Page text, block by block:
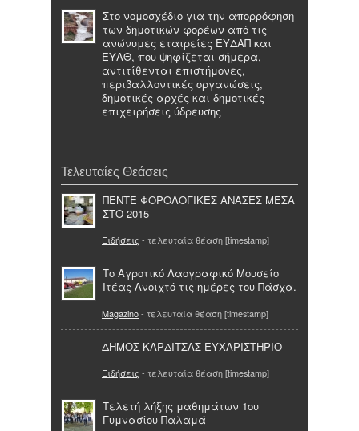
Στο νομοσχέδιο για την απορρόφηση
των δημοτικών φορέων από τις
ανώνυμες εταιρείες ΕΥΔΑΠ και
ΕΥΑΘ, που ψηφίζεται σήμερα,
αντιτίθενται επιστήμονες,
περιβαλλοντικές οργανώσεις,
δημοτικές αρχές και δημοτικές
επιχειρήσεις ύδρευσης
Τελευταίες Θεάσεις
ΠΕΝΤΕ ΦΟΡΟΛΟΓΙΚΕΣ ΑΝΑΣΕΣ ΜΕΣΑ
ΣΤΟ 2015
Ειδήσεις - τελευταία θέαση [timestamp]
Το Αγροτικό Λαογραφικό Μουσείο
Ιτέας Ανοιχτό τις ημέρες του Πάσχα.
Magazino- τελευταία θέαση [timestamp]
ΔΗΜΟΣ ΚΑΡΔΙΤΣΑΣ ΕΥΧΑΡΙΣΤΗΡΙΟ
Ειδήσεις - τελευταία θέαση [timestamp]
Τελετή λήξης μαθημάτων 1ου
Γυμνασίου Παλαμά